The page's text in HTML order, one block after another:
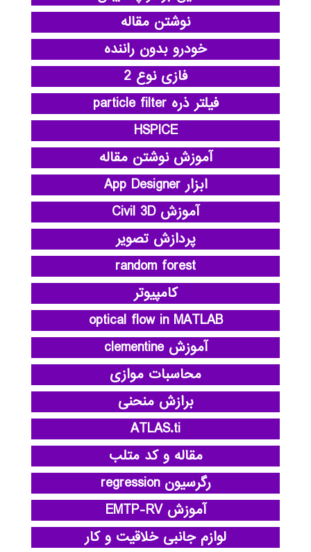
نوشتن مقاله
خودرو بدون راننده
فازی نوع 2
فیلتر ذره particle filter
HSPICE
آموزش نوشتن مقاله
ابزار App Designer
آموزش Civil 3D
پردازش تصویر
random forest
کامپیوتر
optical flow in MATLAB
آموزش clementine
محاسبات موازی
برازش منحنی
ATLAS.ti
مقاله و کد متلب
رگرسیون regression
آموزش EMTP-RV
لوازم جانبی خلاقیت و کار